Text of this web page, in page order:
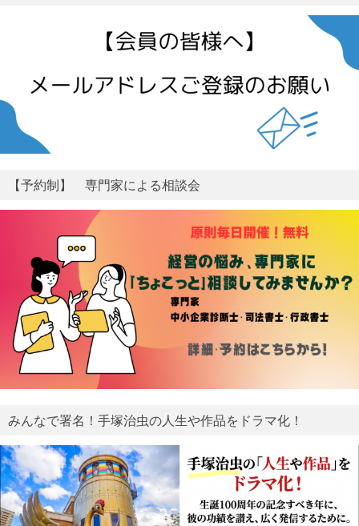
【予約制】 専門家による相談会
みんなで署名！手塚治虫の人生や作品をドラマ化！